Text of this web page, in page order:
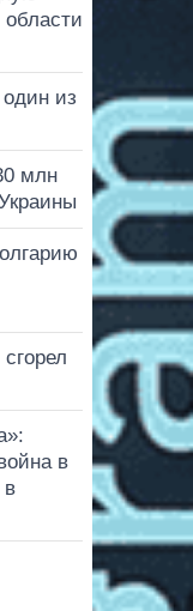
области
из
млн
в
в